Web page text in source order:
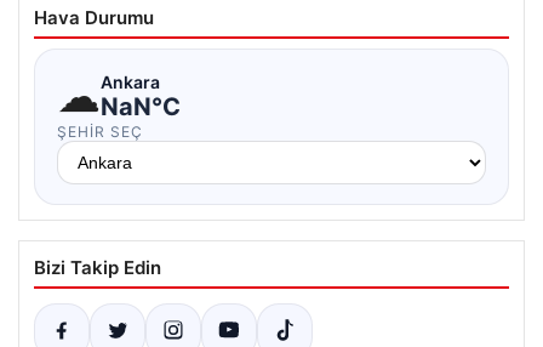
Hava Durumu
☁Ankara
NaN°C
ŞEHIR SEÇ
Bizi Takip Edin